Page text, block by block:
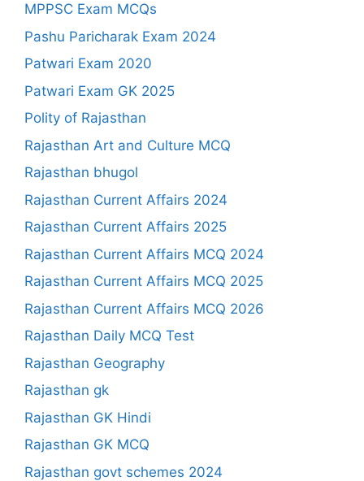
MPPSC Exam MCQs
Pashu Paricharak Exam 2024
Patwari Exam 2020
Patwari Exam GK 2025
Polity of Rajasthan
Rajasthan Art and Culture MCQ
Rajasthan bhugol
Rajasthan Current Affairs 2024
Rajasthan Current Affairs 2025
Rajasthan Current Affairs MCQ 2024
Rajasthan Current Affairs MCQ 2025
Rajasthan Current Affairs MCQ 2026
Rajasthan Daily MCQ Test
Rajasthan Geography
Rajasthan gk
Rajasthan GK Hindi
Rajasthan GK MCQ
Rajasthan govt schemes 2024